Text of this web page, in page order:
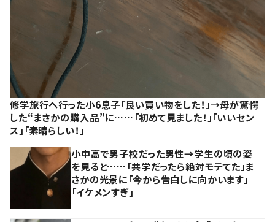
修学旅行へ行った小6息子「良い買い物をした！」→母が驚愕
した“まさかの購入品”に……「初めて見ました！」「いいセン
ス」「素晴らしい！」
小中高で男子校だった男性→学生の頃の姿
を見ると……「共学だったら絶対モテてた」ま
さかの光景に「今から告白しに向かいます」
「イケメンすぎ」